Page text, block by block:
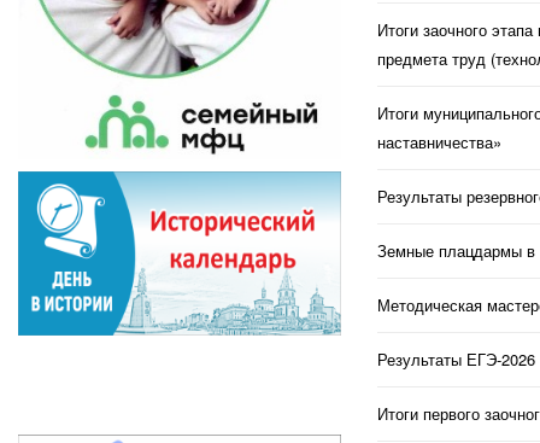
Итоги заочного
предмета труд
Итоги
наставничества»
Результаты
Земные плацдармы в
Методическая
Результаты ЕГЭ-
Итоги первого